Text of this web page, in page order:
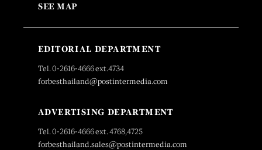
SEE MAP
EDITORIAL DEPARTMENT
Tel. 0-2616-4666 ext.4734
forbesthailand@postintermedia.com
ADVERTISING DEPARTMENT
Tel. 0-2616-4666 ext. 4768,4725
forbesthailand.sales@postintermedia.com